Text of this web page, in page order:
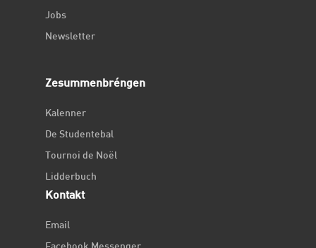
Jobs
Newsletter
Zesummenbréngen
Kalenner
De Studentebal
Tournoi de Noël
Lidderbuch
Kontakt
Email